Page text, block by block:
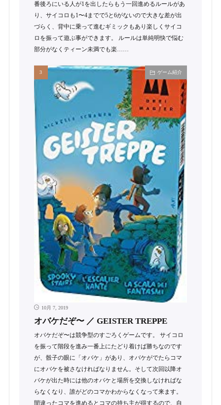
番後ろにいる人が1を出したらもう一回進めるルールがあ
り、サイコロも1〜4までで5と6がないので大きな差が出
づらく、背中に乗って進むギミックもあり楽しくサイコ
ロを振って遊ぶ事ができます。 ルールは単純明快で悩む
部分がなくティーン未満でも楽……
ゲーム紹介
10月 7, 2019
オバケだぞ〜 ／ GEISTER TREPPE
オバケだぞ〜は競争型のすごろくゲームです。 サイコロ
を振って階段を進み一番上にたどり着けば勝ちなのです
が、骰子の眼に「オバケ」があり、オバケがでたらコマ
にオバケを被さなければなりません。そして次回以降オ
バケが出た時には他のオバケと場所を交換しなければな
らなくなり、誰がどのコマかわからなくなって来ます。
間違ったコマを進めるとコマの持ち主が得するので、自